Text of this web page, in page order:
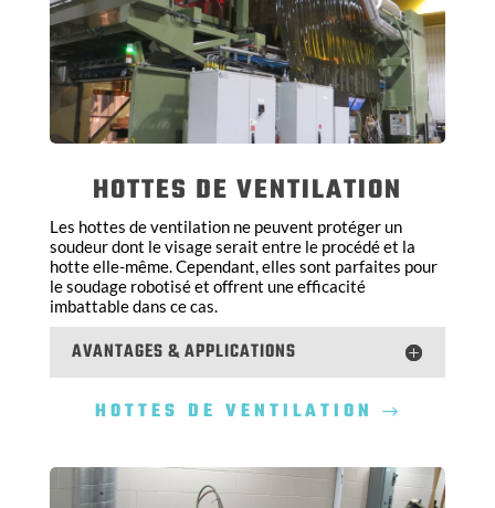
HOTTES DE VENTILATION
Les hottes de ventilation ne peuvent protéger un
soudeur dont le visage serait entre le procédé et la
hotte elle-même. Cependant, elles sont parfaites pour
le soudage robotisé et offrent une efficacité
imbattable dans ce cas.
AVANTAGES & APPLICATIONS
HOTTES DE VENTILATION